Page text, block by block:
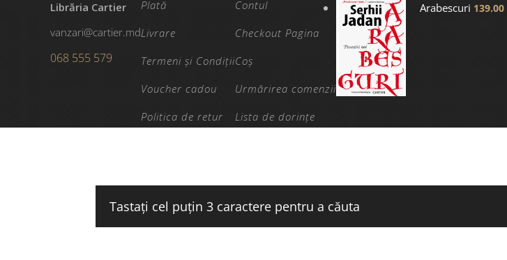
Librăria Cartier
vanzari@cartier.md
068 555 579
Plată
Livrare
Termeni și Condiții
Voucher cadou
Politica de retur
Contul
Checkout Pagina
Coș
Urmărirea comenzii
Lista de dorințe
Arabescuri 139.00